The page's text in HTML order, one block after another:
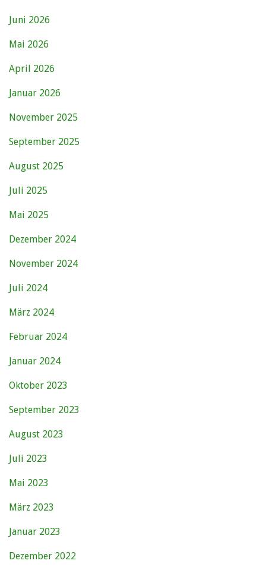
Juni 2026
Mai 2026
April 2026
Januar 2026
November 2025
September 2025
August 2025
Juli 2025
Mai 2025
Dezember 2024
November 2024
Juli 2024
März 2024
Februar 2024
Januar 2024
Oktober 2023
September 2023
August 2023
Juli 2023
Mai 2023
März 2023
Januar 2023
Dezember 2022